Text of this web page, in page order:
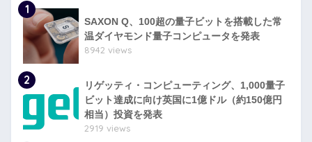
1
SAXON Q、100超の量子ビットを搭載した常
温ダイヤモンド量子コンピュータを発表
8942 views
2
リゲッティ・コンピューティング、1,000量子
ビット達成に向け英国に1億ドル（約150億円
相当）投資を発表
2919 views